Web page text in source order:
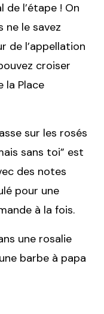
de l’étape ! On
ne le savez
de l’appellation
croiser
la Place
sur les rosés
sans toi” est
des notes
pour une
à la fois.
une rosalie
barbe à papa